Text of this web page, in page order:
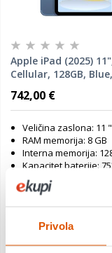
Privola
Apple iPad (2025)
Cellular, 128GB, Blue,
742,00 €
Veličina zaslona: 11 "
RAM memorija: 8 GB
Interna memorija:
Kapacitet baterije:
Mobilni podatci: Da
Povrat robe moguć
dana
Dostavljamo već od